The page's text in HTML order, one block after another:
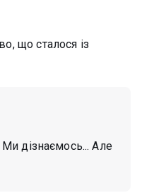
що сталося із
дізнаємось... Але